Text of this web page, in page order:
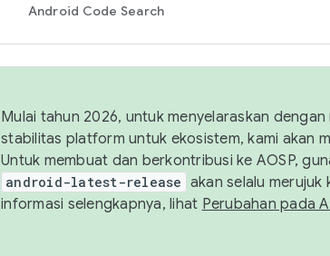
Android Code Search
Mulai tahun 2026, untuk menyelaraskan
stabilitas platform untuk ekosistem, kami akan
Untuk membuat dan berkontribusi ke AOSP,
android-latest-release akan selalu merujuk
informasi selengkapnya, lihat Perubahan pada